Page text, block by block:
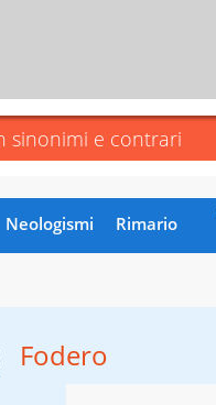
Neologismi Rimario
Fodero